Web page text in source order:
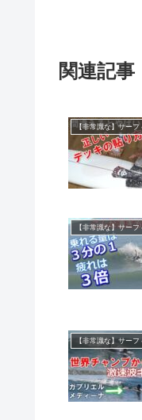
関連記事